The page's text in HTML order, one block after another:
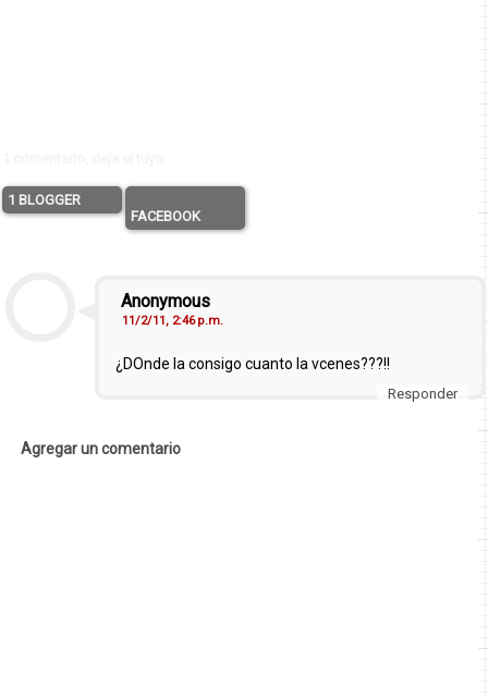
1 BLOGGER
FACEBOOK
Anonymous
11/2/11, 2:46 p.m.
¿DOnde la consigo cuanto la vcenes???!!
Responder
Agregar un comentario